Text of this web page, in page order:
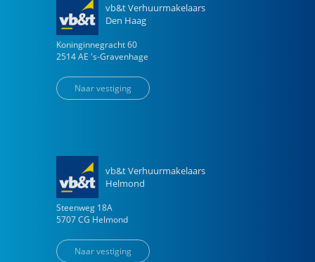
vb&t Verhuurmakelaars
Den Haag
Koninginnegracht 60
2514 AE 's-Gravenhage
Naar vestiging
vb&t Verhuurmakelaars
Helmond
Steenweg 18A
5707 CG Helmond
Naar vestiging